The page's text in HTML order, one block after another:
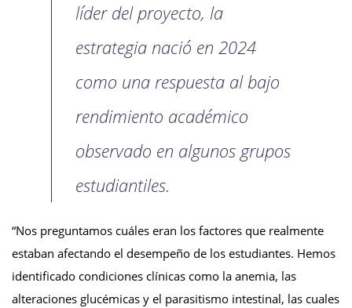
líder del proyecto, la
estrategia nació en 2024
como una respuesta al bajo
rendimiento académico
observado en algunos grupos
estudiantiles.
“Nos preguntamos cuáles eran los factores que realmente
estaban afectando el desempeño de los estudiantes. Hemos
identificado condiciones clínicas como la anemia, las
alteraciones glucémicas y el parasitismo intestinal, las cuales